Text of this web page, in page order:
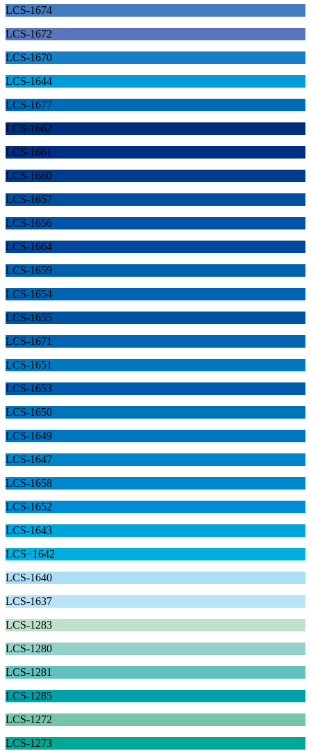
LCS-1674
LCS-1672
LCS-1670
LCS-1644
LCS-1677
LCS-1662
LCS-1661
LCS-1660
LCS-1657
LCS-1656
LCS-1664
LCS-1659
LCS-1654
LCS-1655
LCS-1671
LCS-1651
LCS-1653
LCS-1650
LCS-1649
LCS-1647
LCS-1658
LCS-1652
LCS-1643
LCS−1642
LCS-1640
LCS-1637
LCS-1283
LCS-1280
LCS-1281
LCS-1285
LCS-1272
LCS-1273